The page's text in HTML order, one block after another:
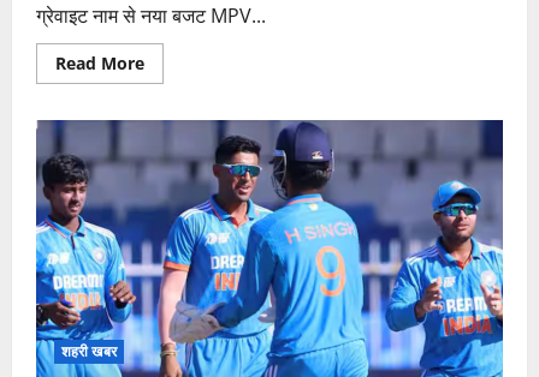
ग्रेवाइट नाम से नया बजट MPV...
Read MoreRead
more
परिवार
लिए
बजट
MPV,
5
साल
तक
जीरो
सर्विस
कॉस्ट
के
साथ!
शहरी खबर